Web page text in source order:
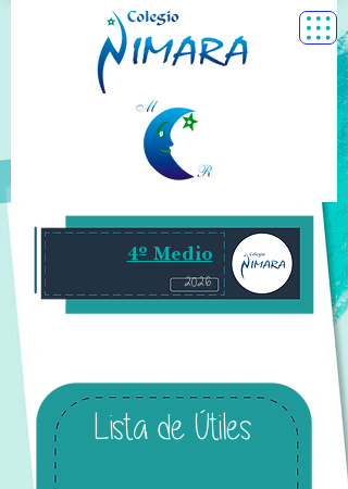
4º Medio
2026
Lista de Útiles